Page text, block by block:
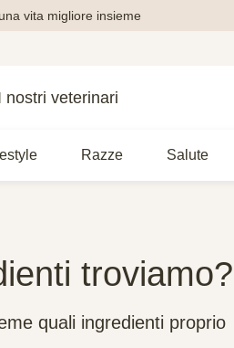
vita migliore insieme
nostri veterinari
Razze Salute
troviamo?
quali ingredienti proprio